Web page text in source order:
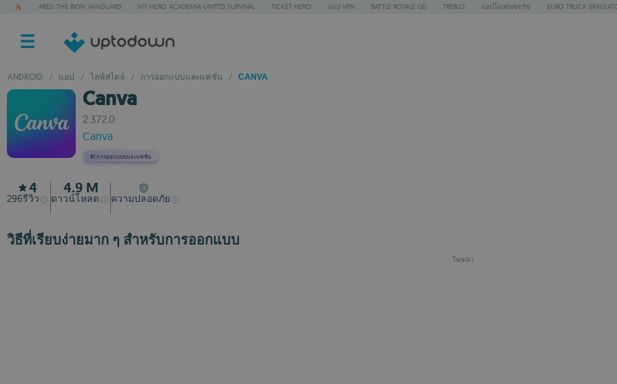
ARES: THE IRON VANGUARD MY HERO ACADEMIA UNITED SURVIVAL TICKET HERO แอป VPN BATTLE ROYALE GD TREBLO แอปโอเพ่นซอร์ซ EURO TRUCK
ANDROID / แอป / ไลฟ์สไตล์ / การออกแบบและแฟชั่น / CANVA
Canva
2.372.0
Canva
#1 การออกแบบและแฟชั่น
4
296รีวิว
4.9 M
ดาวน์โหลด ความปลอดภัย
วิธีที่เรียบง่ายมาก ๆ สำหรับการออกแบบ
โฆษณา